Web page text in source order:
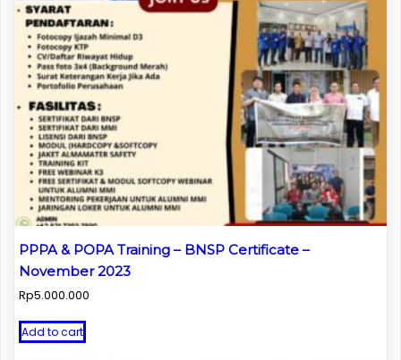
PPPA & POPA Training – BNSP Certificate –
November 2023
Rp5.000.000
Add to cart